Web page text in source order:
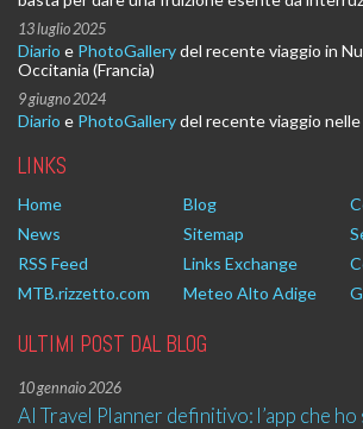
13 luglio 2025
Diario e PhotoGallerydel recente viaggio in
Occitania (Francia)
9 giugno 2024
Diario e PhotoGallerydel recente viaggio
LINKS
Home Blog
News
Sitemap
RSS Feed
Links Exchange
MTB.rizzetto.com
Meteo Alto Adige
ULTIMI POST DAL BLOG
10 gennaio 2026
AI Travel Planner definitivo: l’app che